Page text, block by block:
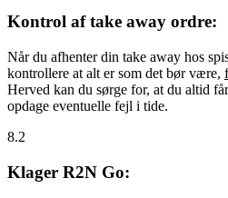
Kontrol af take away ordre:
Når du afhenter din take away hos
kontrollere at alt er som det bør være,
Herved kan du sørge for, at du altid
opdage eventuelle fejl i tide.
8.2
Klager R2N Go: